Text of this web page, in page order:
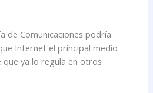
de Comunicaciones podría
Internet el principal medio
que ya lo regula en otros